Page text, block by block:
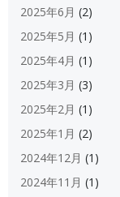
2025年6月 (2)
2025年5月 (1)
2025年4月 (1)
2025年3月 (3)
2025年2月 (1)
2025年1月 (2)
2024年12月 (1)
2024年11月 (1)